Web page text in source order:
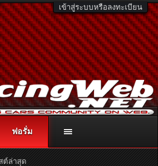
เข้าสู่ระบบหรือลงทะเบียน
หรือโทร. 081-811-1138
านรายละเอียดเพิ่มเติม คลิกที่นี่
ฟอรั่ม
ต์ล่าสุด